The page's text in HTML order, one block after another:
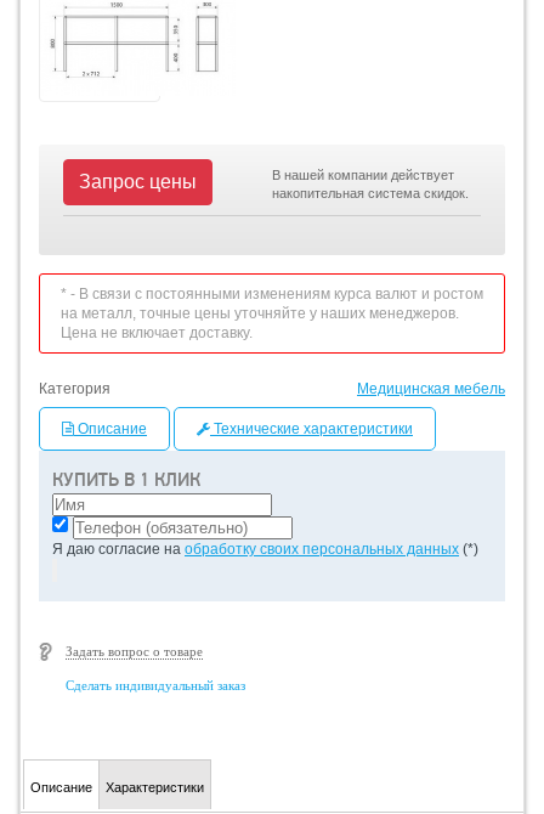
КУПИТЬ В 1 КЛИК
Я даю согласие на обработку своих персональных данных (*)
Задать вопрос о товаре
Сделать индивидуальный заказ
Запрос цены
В нашей компании действует
накопительная система скидок.
* - В связи с постоянными изменениям курса валют и ростом
на металл, точные цены уточняйте у наших менеджеров.
Цена не включает доставку.
Категория Медицинская мебель
Описание Технические характеристики
Описание Характеристики